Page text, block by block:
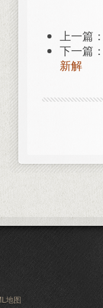
上一篇
下一篇
新解
地图